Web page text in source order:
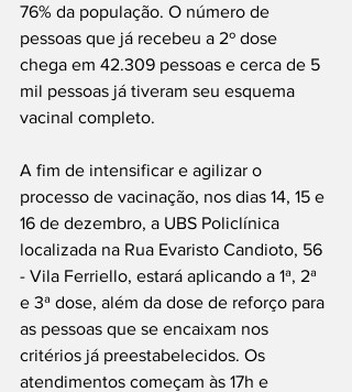
76% da população. O número de
pessoas que já recebeu a 2º dose
chega em 42.309 pessoas e cerca de 5
mil pessoas já tiveram seu esquema
vacinal completo.
A fim de intensificar e agilizar o
processo de vacinação, nos dias 14, 15 e
16 de dezembro, a UBS Policlínica
localizada na Rua Evaristo Candioto, 56
- Vila Ferriello, estará aplicando a 1ª, 2ª
e 3ª dose, além da dose de reforço para
as pessoas que se encaixam nos
critérios já preestabelecidos. Os
atendimentos começam às 17h e